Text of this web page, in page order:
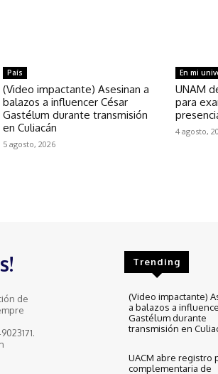
País
(Video impactante) Asesinan a
balazos a influencer César
Gastélum durante transmisión
en Culiacán
5 agosto, 2026
En mi
UNAM
para
4 agosto,
de
Trending
(Video impactante)
a balazos a
Gastélum durante
transmisión en
UACM abre registro
complementaria de